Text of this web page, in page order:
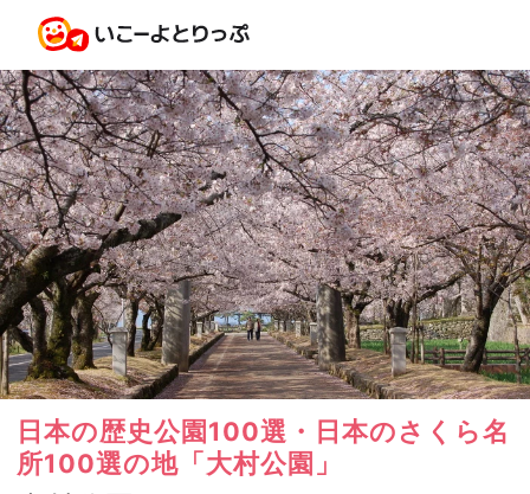
日本の歴史公園100選・日本のさくら名
所100選の地「大村公園」